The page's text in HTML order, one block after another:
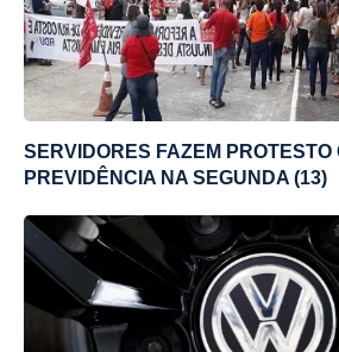
SERVIDORES FAZEM PROTESTO
PREVIDÊNCIA NA SEGUNDA (13)